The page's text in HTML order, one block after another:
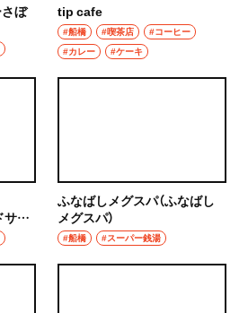
ぼ
tip cafe
#船橋 #喫茶店
#コーヒー
#カレー
#ケーキ
サン
ふなばしメグスパ（ふなばし
メグスパ）
#船橋 #スーパー銭湯